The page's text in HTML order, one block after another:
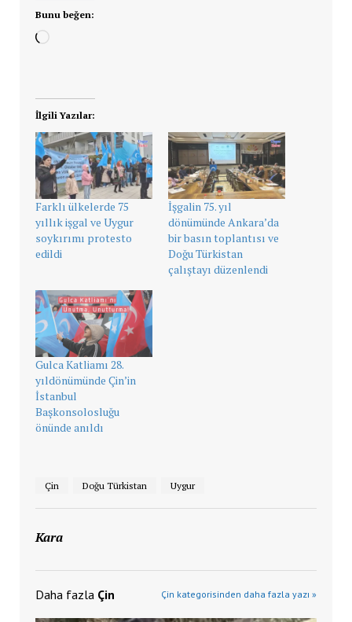
Bunu beğen:
Yükleniyor...
İlgili Yazılar:
Farklı ülkelerde 75
yıllık işgal ve Uygur
soykırımı protesto
edildi
İşgalin 75. yıl
dönümünde Ankara’da
bir basın toplantısı ve
Doğu Türkistan
çalıştayı düzenlendi
Gulca Katliamı 28.
yıldönümünde Çin’in
İstanbul
Başkonsolosluğu
önünde anıldı
Çin Doğu Türkistan Uygur
Kara
Daha fazla Çin Çin kategorisinden daha fazla yazı »